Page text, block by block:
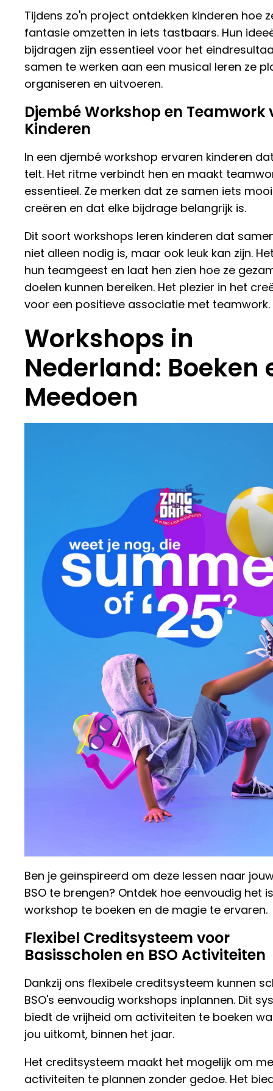
Tijdens zo'n project ontdekken kinderen hoe
fantasie omzetten in iets tastbaars. Hun
bijdragen zijn essentieel voor het
samen te werken aan een musical leren ze
organiseren en uitvoeren.
Djembé Workshop en Teamwork
Kinderen
In een djembé workshop ervaren kinderen
telt. Het ritme verbindt hen en maakt
essentieel. Ze merken dat ze samen iets
creëren en dat elke bijdrage belangrijk is.
Dit soort workshops leren kinderen dat
niet alleen nodig is, maar ook leuk kan zijn.
hun teamgeest en laat hen zien hoe ze
doelen kunnen bereiken. Het plezier in het
voor een positieve associatie met teamwork.
Workshops in
Nederland: Boeken
Meedoen
Ben je geïnspireerd om deze lessen naar
BSO te brengen? Ontdek hoe eenvoudig het
workshop te boeken en de magie te ervaren.
Flexibel Creditsysteem voor
Basisscholen en BSO Activiteiten
Dankzij ons flexibele creditsysteem kunnen
BSO's eenvoudig workshops inplannen. Dit
biedt de vrijheid om activiteiten te boeken
jou uitkomt, binnen het jaar.
Het creditsysteem maakt het mogelijk om
activiteiten te plannen zonder gedoe. Het